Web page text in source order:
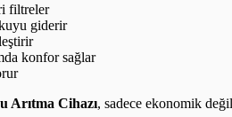
filtreler
giderir
konfor sağlar
Arıtma Cihazı, sadece ekonomik